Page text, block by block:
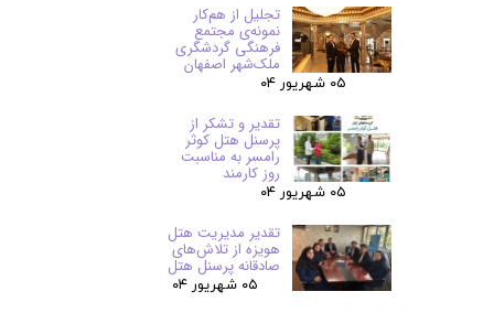
تجلیل از هم‌کار
نمونه‌ی مجتمع
فرهنگی گردشگری
ملک‌شهر اصفهان
۰۵ شهریور ۰۴
تقدیر و تشکر از
پرسنل هتل کوثر
رامسر به مناسبت
روز کارمند
۰۵ شهریور ۰۴
تقدیر مدیریت هتل
هویزه از تلاش‌های
صادقانه پرسنل هتل
۰۵ شهریور ۰۴